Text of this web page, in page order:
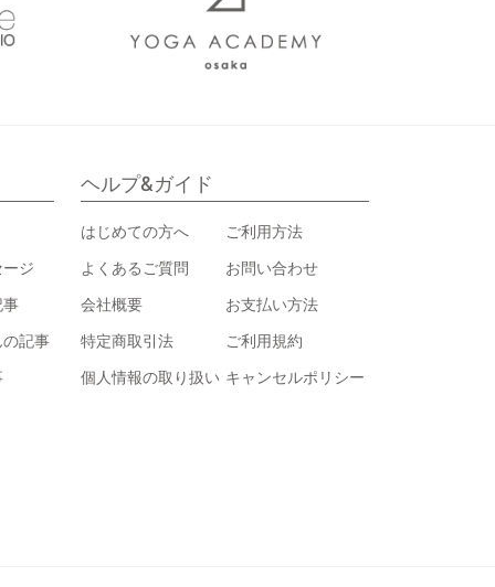
ジ
の記事
ヘルプ&ガイド
はじめての方へ
ご利用方法
よくあるご質問
お問い合わせ
会社概要
お支払い方法
特定商取引法
ご利用規約
個人情報の取り扱い キャンセルポリシー